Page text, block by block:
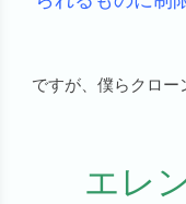
ですが、僕らクロ
エレ